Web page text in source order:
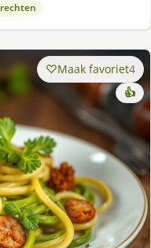
Maak favoriet4
👍